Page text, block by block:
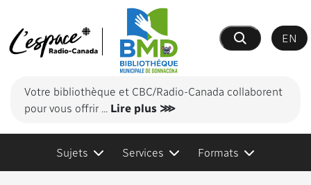
Recherche
EN
Votre bibliothèque et CBC/Radio-Canada collaborent
pour vous offrir ... Lire plus ⋙
Sujets Services Formats